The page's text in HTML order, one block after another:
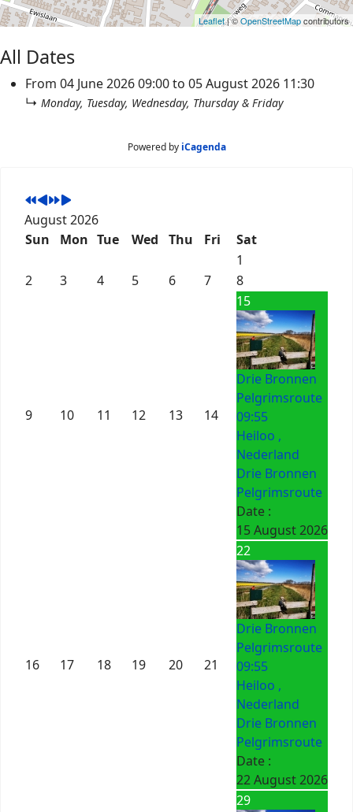
Leaflet| ©OpenStreetMapcontributors
All Dates
From 04 June 202609:00to 05 August 2026 11:30
↳ Monday, Tuesday, Wednesday, Thursday & Friday
Powered by iCagenda
August 2026
Sun
Mon Tue Wed Thu Fri
Sat
1
2
3 4 5 6 7 8
9 10 11 12 13 14
15
Drie Bronnen
Pelgrimsroute
09:55
Heiloo ,
Nederland
Drie Bronnen
Pelgrimsroute
Date :
15 August 2026
16 17 18 19 20 21
22
Drie Bronnen
Pelgrimsroute
09:55
Heiloo ,
Nederland
Drie Bronnen
Pelgrimsroute
Date :
22 August 2026
29